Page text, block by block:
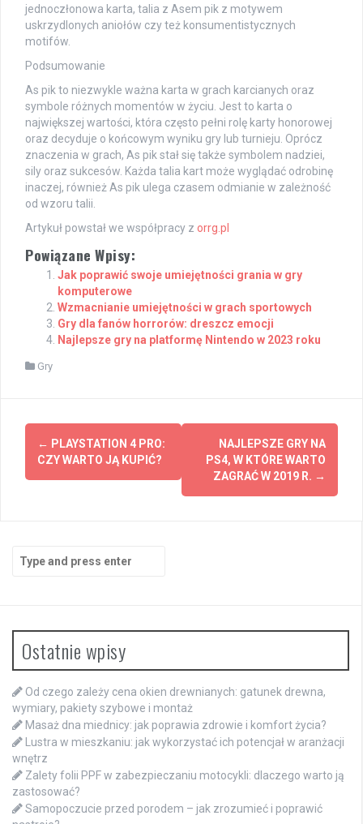
jednoczłonowa karta, talia z Asem pik z motywem
uskrzydlonych aniołów czy też konsumentistycznych
motifów.
Podsumowanie
As pik to niezwykle ważna karta w grach karcianych oraz
symbole różnych momentów w życiu. Jest to karta o
największej wartości, która często pełni rolę karty honorowej
oraz decyduje o końcowym wyniku gry lub turnieju. Oprócz
znaczenia w grach, As pik stał się także symbolem nadziei,
sily oraz sukcesów. Każda talia kart może wyglądać odrobinę
inaczej, również As pik ulega czasem odmianie w zależność
od wzoru talii.
Artykuł powstał we współpracy z orrg.pl
Powiązane Wpisy:
Jak poprawić swoje umiejętności grania w gry
komputerowe
Wzmacnianie umiejętności w grach sportowych
Gry dla fanów horrorów: dreszcz emocji
Najlepsze gry na platformę Nintendo w 2023 roku
Gry
Post
navigation
← PLAYSTATION 4 PRO:
CZY WARTO JĄ KUPIĆ?
NAJLEPSZE GRY NA
PS4, W KTÓRE WARTO
ZAGRAĆ W 2019 R. →
for:
Ostatnie wpisy
Od czego zależy cena okien drewnianych: gatunek drewna,
wymiary, pakiety szybowe i montaż
Masaż dna miednicy: jak poprawia zdrowie i komfort życia?
Lustra w mieszkaniu: jak wykorzystać ich potencjał w aranżacji
wnętrz
Zalety folii PPF w zabezpieczaniu motocykli: dlaczego warto ją
zastosować?
Samopoczucie przed porodem – jak zrozumieć i poprawić